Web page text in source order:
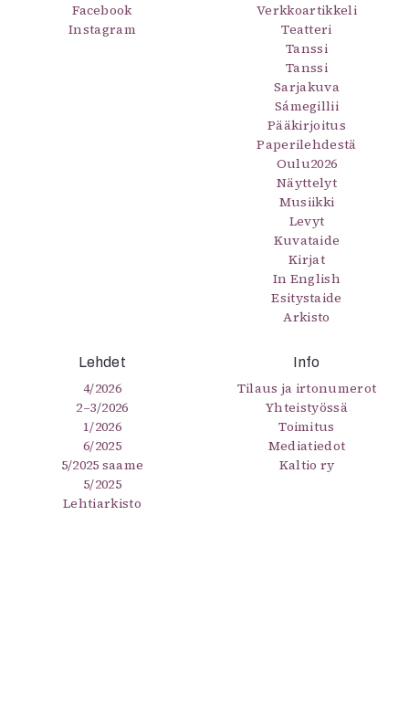
Facebook
Instagram
Verkkoartikkeli
Teatteri
Tanssi
Tanssi
Sarjakuva
Sámegillii
Pääkirjoitus
Paperilehdestä
Oulu2026
Näyttelyt
Musiikki
Levyt
Kuvataide
Kirjat
In English
Esitystaide
Arkisto
Lehdet
4/2026
2–3/2026
1/2026
6/2025
5/2025 saame
5/2025
Lehtiarkisto
Info
Tilaus ja irtonumerot
Yhteistyössä
Toimitus
Mediatiedot
Kaltio ry